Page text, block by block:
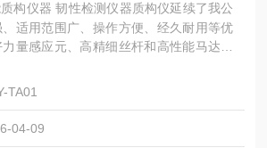
构仪器 韧性检测仪器质构仪延续了我公
适用范围广、操作方便、经久耐用等优
量感应元、高精细丝杆和高性能马达，
需要更高精度仪器的样品测试。适用领
林业、畜禽、水产、医药、化妆品、烟
另外，该款质构仪主机配置物理按键，
节力臂和探头的高度。
TA01
04-09